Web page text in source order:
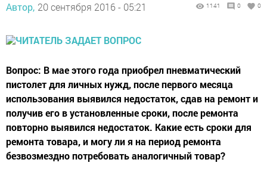
Автор, 20 сентября 2016 - 05:21 1141 0 0
Вопрос: В мае этого года приобрел пневматический
пистолет для личных нужд, после первого месяца
использования выявился недостаток, сдав на ремонт и
получив его в установленные сроки, после ремонта
повторно выявился недостаток. Какие есть сроки для
ремонта товара, и могу ли я на период ремонта
безвозмездно потребовать аналогичный товар?